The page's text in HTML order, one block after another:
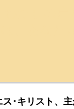
わたしの
ス･キリスト、